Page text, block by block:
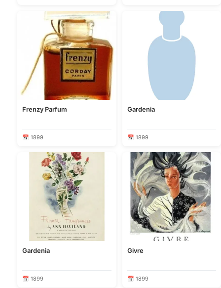
Frenzy Parfum
📅 1899
Gardenia
📅 1899
Gardenia
📅 1899
Givre
📅 1899